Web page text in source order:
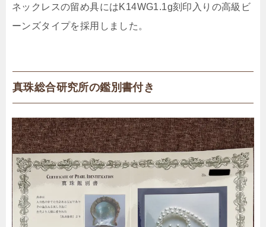
ネックレスの留め具にはK14WG1.1g刻印入りの高級ビ
ーンズタイプを採用しました。
真珠総合研究所の鑑別書付き